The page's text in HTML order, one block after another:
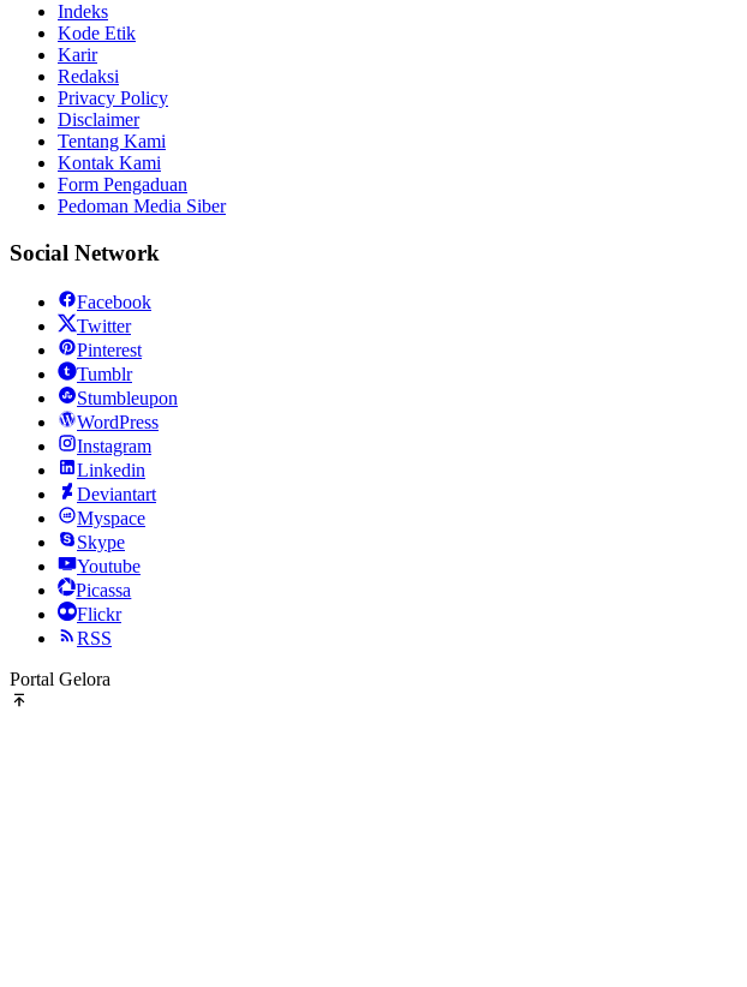
Indeks
Kode Etik
Karir
Redaksi
Privacy Policy
Disclaimer
Tentang Kami
Kontak Kami
Form Pengaduan
Pedoman Media Siber
Social Network
Facebook
Twitter
Pinterest
Tumblr
Stumbleupon
WordPress
Instagram
Linkedin
Deviantart
Myspace
Skype
Youtube
Picassa
Flickr
RSS
Portal Gelora